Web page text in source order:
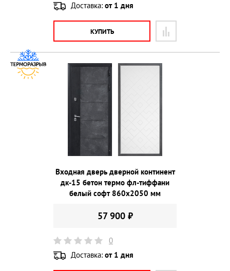
Доставка: от 1 дня
КУПИТЬ
Входная дверь дверной континент
дк-15 бетон термо фл-тиффани
белый софт 860х2050 мм
57 900 ₽
0
Доставка: от 1 дня